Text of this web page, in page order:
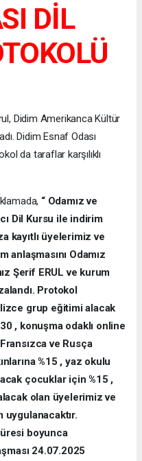
DİL
Didim Amerikanca Kültür
Didim Esnaf Odası
da taraflar karşılıklı
“ Odamız ve
Dil Kursu ile indirim
kayıtlı üyelerimiz ve
Odamız
Şerif ERUL ve kurum
Protokol
grup eğitimi alacak
, konuşma odaklı online
ve Rusça
%15 , yaz okulu
çocuklar için %15 ,
olan üyelerimiz ve
uygulanacaktır.
boyunca
24.07.2025